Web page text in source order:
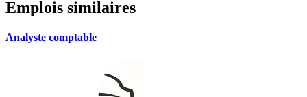
Emplois similaires
Analyste comptable